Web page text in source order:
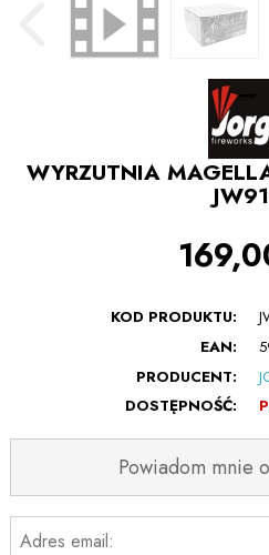
WYRZUTNIA
KOD PRODUKTU:
EAN:
PRODUCENT:
DOSTĘPNOŚĆ:
Powiadom mnie
Adres email: